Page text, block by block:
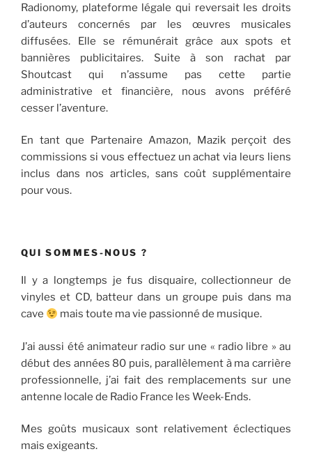
Radionomy, plateforme légale qui reversait les droits
d’auteurs concernés par les œuvres musicales
diffusées. Elle se rémunérait grâce aux spots et
bannières publicitaires. Suite à son rachat par
Shoutcast qui n’assume pas cette partie
administrative et financière, nous avons préféré
cesser l’aventure.
En tant que Partenaire Amazon, Mazik perçoit des
commissions si vous effectuez un achat via leurs liens
inclus dans nos articles, sans coût supplémentaire
pour vous.
QUI SOMMES-NOUS ?
Il y a longtemps je fus disquaire, collectionneur de
vinyles et CD, batteur dans un groupe puis dans ma
cave
mais toute ma vie passionné de musique.
J’ai aussi été animateur radio sur une « radio libre » au
début des années 80 puis, parallèlement à ma carrière
professionnelle, j’ai fait des remplacements sur une
antenne locale de Radio France les Week-Ends.
Mes goûts musicaux sont relativement éclectiques
mais exigeants.